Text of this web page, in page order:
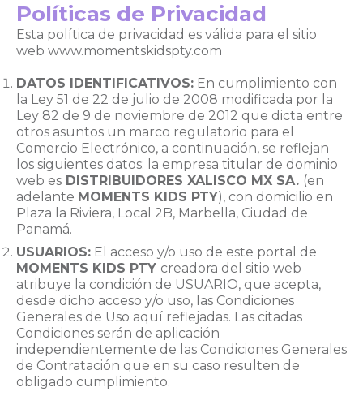
Políticas de Privacidad
Esta política de privacidad es válida para el sitio
web www.momentskidspty.com
DATOS IDENTIFICATIVOS: En cumplimiento con
la Ley 51 de 22 de julio de 2008 modificada por la
Ley 82 de 9 de noviembre de 2012 que dicta entre
otros asuntos un marco regulatorio para el
Comercio Electrónico, a continuación, se reflejan
los siguientes datos: la empresa titular de dominio
web es DISTRIBUIDORES XALISCO MX SA. (en
adelante MOMENTS KIDS PTY), con domicilio en
Plaza la Riviera, Local 2B, Marbella, Ciudad de
Panamá.
USUARIOS: El acceso y/o uso de este portal de
MOMENTS KIDS PTY creadora del sitio web
atribuye la condición de USUARIO, que acepta,
desde dicho acceso y/o uso, las Condiciones
Generales de Uso aquí reflejadas. Las citadas
Condiciones serán de aplicación
independientemente de las Condiciones Generales
de Contratación que en su caso resulten de
obligado cumplimiento.